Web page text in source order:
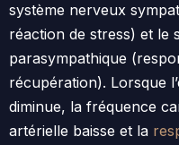
système nerveux
réaction de stress) et le
parasympathique
récupération). Lorsque
diminue, la fréquence
artérielle baisse et la